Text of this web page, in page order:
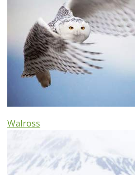
Walross